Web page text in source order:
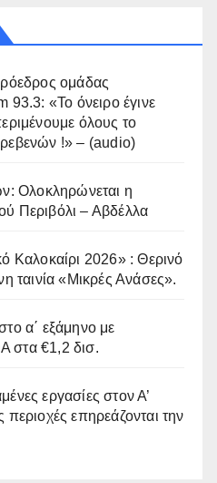
ομάδας
«Το όνειρο έγινε
όλους το
!» – (audio)
Ολοκληρώνεται η
Περιβόλι – Αβδέλλα
Καλοκαίρι 2026» : Θερινό
ταινία «Μικρές Ανάσες».
α΄ εξάμηνο με
στα €1,2 δισ.
εργασίες στον Α’
επηρεάζονται την